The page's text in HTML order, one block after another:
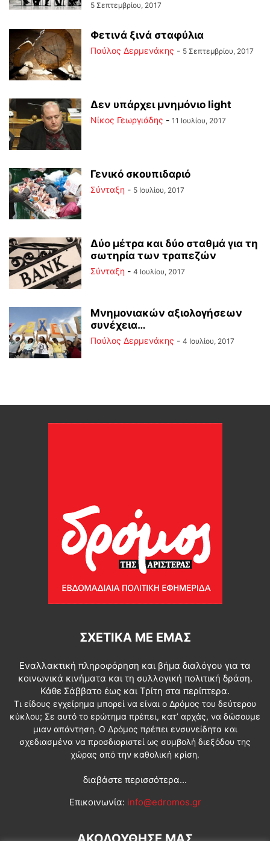
5 Σεπτεμβρίου, 2017
Φετινά ξινά σταφύλια
Παύλος Δερμενάκης - 5 Σεπτεμβρίου, 2017
Δεν υπάρχει μνημόνιο light
Νίκος Γεωργιάδης - 11 Ιουλίου, 2017
Γενικό σκουπιδαριό
Σύνταξη - 5 Ιουλίου, 2017
Δύο μέτρα και δύο σταθμά για τη
σωτηρία των τραπεζών
Σύνταξη - 4 Ιουλίου, 2017
Μνημονιακών αξιολογήσεων
συνέχεια…
Παύλος Δερμενάκης - 4 Ιουλίου, 2017
ΣΧΕΤΙΚΆ ΜΕ ΕΜΆΣ
Εναλλακτική πληροφόρηση και βήμα διαλόγου για τα
κοινωνικά κινήματα και τη συλλογική πολιτική δράση.
Κάθε Σάββατο έως και Τρίτη στα περίπτερα.
Τι είδους εγχείρημα μπορεί να είναι ο Δρόμος του δεύτερου
κύκλου; Σε αυτό το ερώτημα πρέπει, κατ’ αρχάς, να δώσουμε
μιαν απάντηση. Ο Δρόμος πρέπει ενσυνείδητα και
σχεδιασμένα να προσδιοριστεί ως συμβολή διεξόδου της
χώρας από την καθολική κρίση.
διαβάστε περισσότερα...
Επικοινωνία: info@edromos.gr